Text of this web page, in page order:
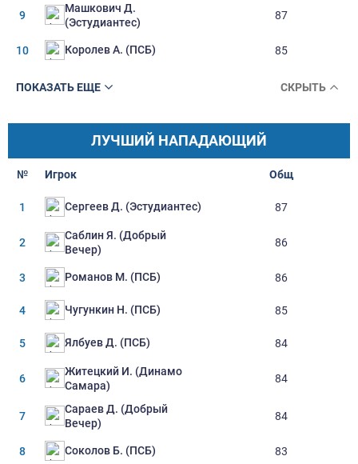
9
Машкович Д.
(Эстудиантес)
87
10 Королев А. (ПСБ) 85
ПОКАЗАТЬ ЕЩЕ СКРЫТЬ
ЛУЧШИЙ НАПАДАЮЩИЙ
№ Игрок Oбщ
1 Сергеев Д. (Эстудиантес) 87
2
Саблин Я. (Добрый
Вечер)
86
3 Романов М. (ПСБ) 86
4 Чугункин Н. (ПСБ) 85
5 Ялбуев Д. (ПСБ) 84
6
Житецкий И. (Динамо
Самара)
84
7
Сараев Д. (Добрый
Вечер)
84
8 Соколов Б. (ПСБ) 83